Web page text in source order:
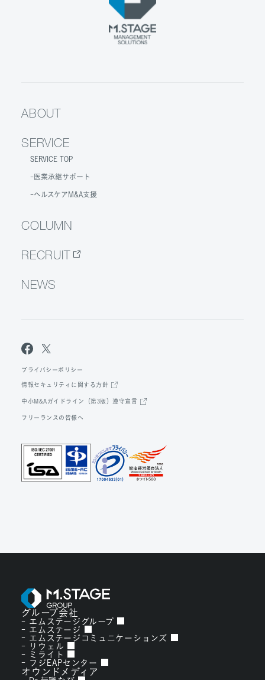
ABOUT
SERVICE
SERVICE TOP
医業承継サポート
ヘルスケアM&A支援
COLUMN
RECRUIT
NEWS
プライバシーポリシー
情報セキュリティに関する方針
中小M&Aガイドライン（第3版）遵守宣言
フリーランスの皆様へ
グループ会社
エムステージグループ
エムステージ
エムステージコミュニケーションズ
リウェル
ミライト
フジEAPセンター
オウンドメディア